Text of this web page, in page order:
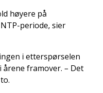
høyere på
periode, sier
i etterspørselen
framover. – Det